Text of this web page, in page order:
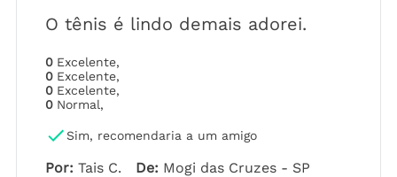
O tênis é lindo demais adorei.
0 Excelente,
0 Excelente,
0 Excelente,
0 Normal,
Sim, recomendaria a um amigo
Por: Tais C. De: Mogi das Cruzes - SP